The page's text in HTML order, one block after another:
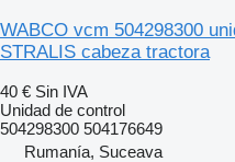
WABCO vcm 504298300
STRALIS cabeza tractora
40 € Sin IVA
Unidad de control
504298300 504176649
Rumanía, Suceava